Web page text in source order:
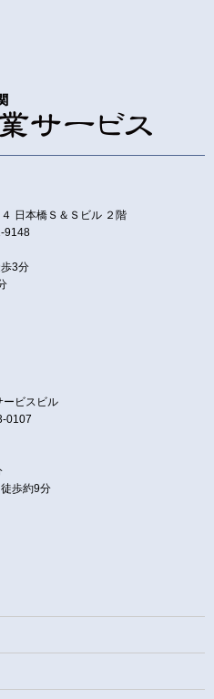
日本橋Ｓ＆Ｓビル ２階
9148
3分
ビスビル
0107
歩約9分